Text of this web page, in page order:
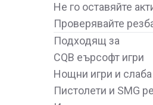
Не го оставяйте
Проверявайте
Подходящ за
CQB еърсофт игри
Нощни игри и слаба
Пистолети и SMG